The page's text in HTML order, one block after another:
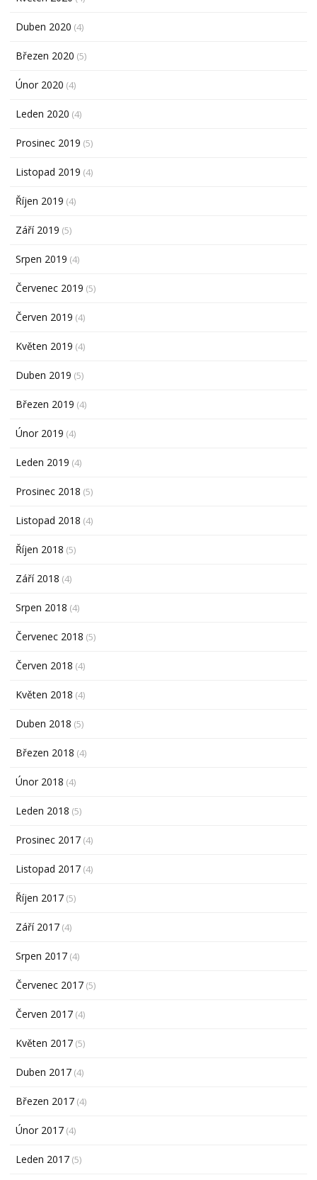
Duben 2020 (4)
Březen 2020 (5)
Únor 2020 (4)
Leden 2020 (4)
Prosinec 2019 (5)
Listopad 2019 (4)
Říjen 2019 (4)
Září 2019 (5)
Srpen 2019 (4)
Červenec 2019 (5)
Červen 2019 (4)
Květen 2019 (4)
Duben 2019 (5)
Březen 2019 (4)
Únor 2019 (4)
Leden 2019 (4)
Prosinec 2018 (5)
Listopad 2018 (4)
Říjen 2018 (5)
Září 2018 (4)
Srpen 2018 (4)
Červenec 2018 (5)
Červen 2018 (4)
Květen 2018 (4)
Duben 2018 (5)
Březen 2018 (4)
Únor 2018 (4)
Leden 2018 (5)
Prosinec 2017 (4)
Listopad 2017 (4)
Říjen 2017 (5)
Září 2017 (4)
Srpen 2017 (4)
Červenec 2017 (5)
Červen 2017 (4)
Květen 2017 (5)
Duben 2017 (4)
Březen 2017 (4)
Únor 2017 (4)
Leden 2017 (5)